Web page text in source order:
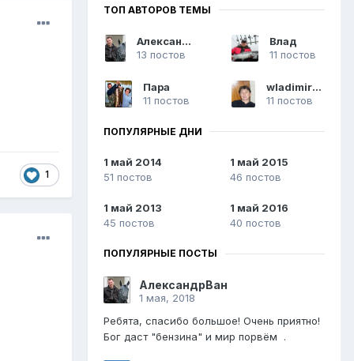
1
ТОП АВТОРОВ ТЕМЫ
АлександрВан
13 постов
Влад
11 постов
Пара
11 постов
wladimir123
11 постов
ПОПУЛЯРНЫЕ ДНИ
1 май 2014
51 постов
1 май 2015
46 постов
1 май 2013
45 постов
1 май 2016
40 постов
ПОПУЛЯРНЫЕ ПОСТЫ
АлександрВан
1 мая, 2018
Ребята, спасибо большое! Очень приятно!
Бог даст "бензина" и мир порвём .